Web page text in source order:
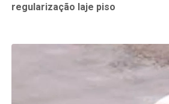
regularização laje piso